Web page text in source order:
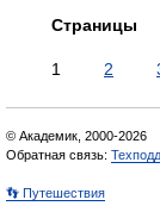
Страницы
1 2
© Академик, 2000-2026
Обратная связь:
👣 Путешествия